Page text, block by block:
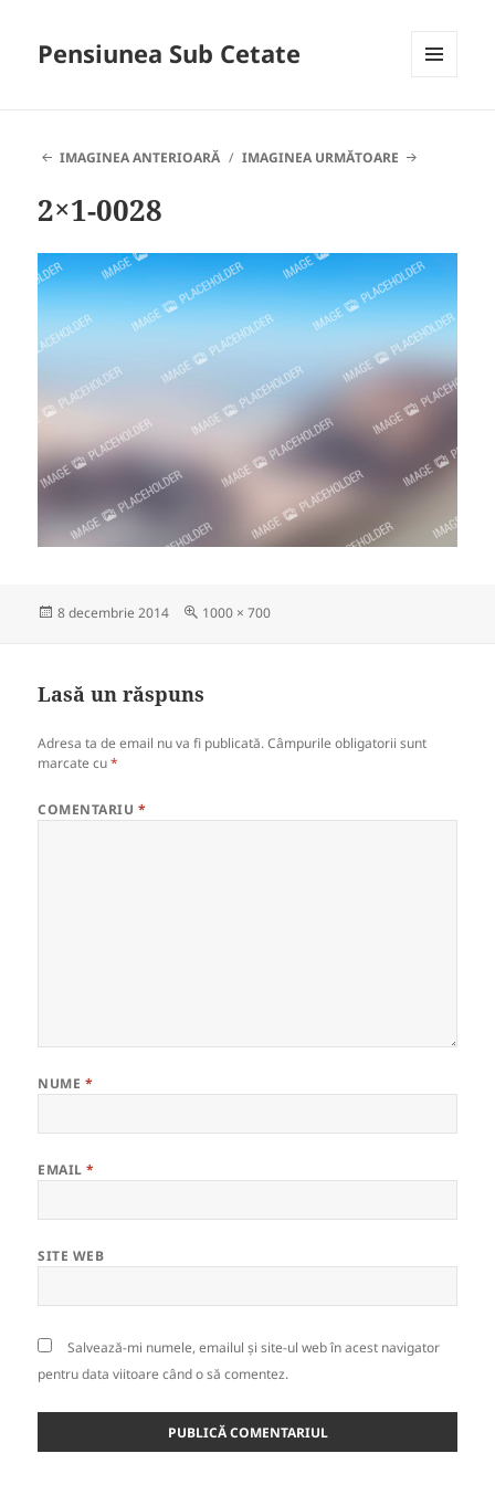
Pensiunea Sub Cetate
IMAGINEA ANTERIOARĂ
IMAGINEA URMĂTOARE
2×1-0028
Publicat
8 decembrie 2014
Dimensiune
1000 × 700
Lasă un răspuns
Adresa ta de email nu va fi publicată. Câmpurile obligatorii sunt
marcate cu*
COMENTARIU *
NUME *
EMAIL*
SITE WEB
Salvează-mi numele, emailul și site-ul web în acest navigator
pentru data viitoare când o să comentez.